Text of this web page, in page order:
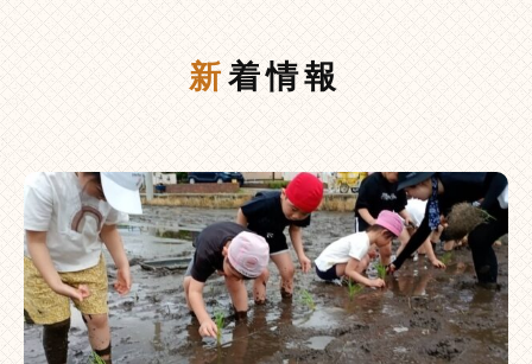
新着情報